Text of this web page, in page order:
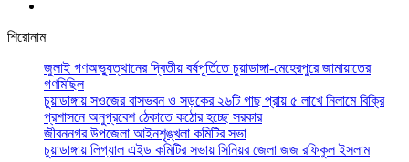
শিরোনাম
জুলাই গণঅভ্যুত্থানের দ্বিতীয় বর্ষপূর্তিতে চুয়াডাঙ্গা-মেহেরপুরে জামায়াতের
গণমিছিল
চুয়াডাঙ্গায় সওজের বাসভবন ও সড়কের ২৬টি গাছ প্রায় ৫ লাখে নিলামে বিক্রি
প্রশাসনে অনুপ্রবেশ ঠেকাতে কঠোর হচ্ছে সরকার
জীবননগর উপজেলা আইনশৃঙ্খলা কমিটির সভা
চুয়াডাঙ্গায় লিগ্যাল এইড কমিটির সভায় সিনিয়র জেলা জজ রফিকুল ইসলাম